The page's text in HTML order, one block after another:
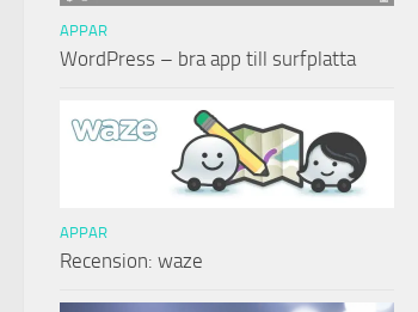
APPAR
WordPress – bra app till surfplatta
APPAR
Recension: waze